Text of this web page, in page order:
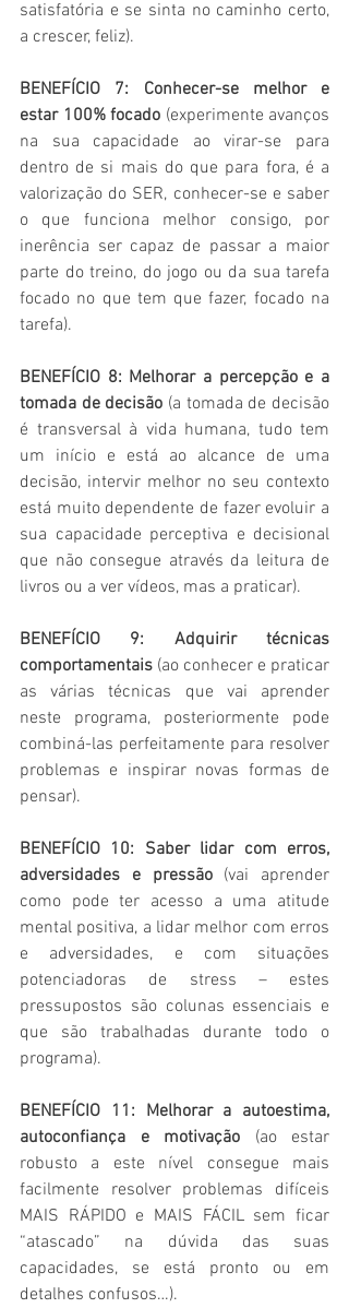
satisfatória e se sinta no caminho certo,
a crescer, feliz).
BENEFÍCIO 7: Conhecer-se melhor e
estar 100% focado (experimente avanços
na sua capacidade ao virar-se para
dentro de si mais do que para fora, é a
valorização do SER, conhecer-se e saber
o que funciona melhor consigo, por
inerência ser capaz de passar a maior
parte do treino, do jogo ou da sua tarefa
focado no que tem que fazer, focado na
tarefa).
BENEFÍCIO 8: Melhorar a percepção e a
tomada de decisão (a tomada de decisão
é transversal à vida humana, tudo tem
um início e está ao alcance de uma
decisão, intervir melhor no seu contexto
está muito dependente de fazer evoluir a
sua capacidade perceptiva e decisional
que não consegue através da leitura de
livros ou a ver vídeos, mas a praticar).
BENEFÍCIO 9: Adquirir técnicas
comportamentais (ao conhecer e praticar
as várias técnicas que vai aprender
neste programa, posteriormente pode
combiná-las perfeitamente para resolver
problemas e inspirar novas formas de
pensar).
BENEFÍCIO 10: Saber lidar com erros,
adversidades e pressão (vai aprender
como pode ter acesso a uma atitude
mental positiva, a lidar melhor com erros
e adversidades, e com situações
potenciadoras de stress – estes
pressupostos são colunas essenciais e
que são trabalhadas durante todo o
programa).
BENEFÍCIO 11: Melhorar a autoestima,
autoconfiança e motivação (ao estar
robusto a este nível consegue mais
facilmente resolver problemas difíceis
MAIS RÁPIDO e MAIS FÁCIL sem ficar
“atascado” na dúvida das suas
capacidades, se está pronto ou em
detalhes confusos…).